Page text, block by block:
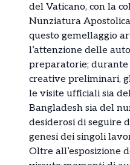
del Vaticano, con la
Nunziatura Apostolica
questo gemellaggio
l’attenzione delle
preparatorie; durante
creative preliminari,
le visite ufficiali sia
Bangladesh sia del
desiderosi di seguire
genesi dei singoli
Oltre all’esposizione